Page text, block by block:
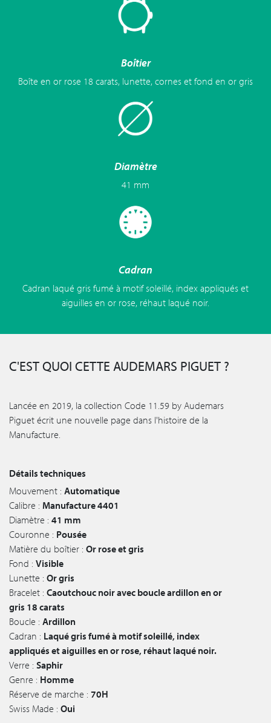
Boîtier
Boîte en or rose 18 carats, lunette, cornes et fond en or gris
Diamètre
41 mm
Cadran
Cadran laqué gris fumé à motif soleillé, index appliqués et
aiguilles en or rose, réhaut laqué noir.
C'EST QUOI CETTE AUDEMARS PIGUET ?
Lancée en 2019, la collection Code 11.59 by Audemars
Piguet écrit une nouvelle page dans l'histoire de la
Manufacture.
Détails techniques
Mouvement : Automatique
Calibre : Manufacture 4401
Diamètre : 41 mm
Couronne : Pousée
Matière du boîtier : Or rose et gris
Fond : Visible
Lunette : Or gris
Bracelet : Caoutchouc noir avec boucle ardillon en or
gris 18 carats
Boucle : Ardillon
Cadran : Laqué gris fumé à motif soleillé, index
appliqués et aiguilles en or rose, réhaut laqué noir.
Verre : Saphir
Genre : Homme
Réserve de marche : 70H
Swiss Made : Oui